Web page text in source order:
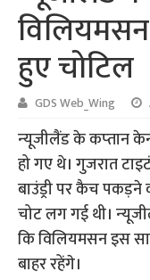
हुए चोटिल
GDS Web_Wing
न्‍यूजीलैंड के कप्‍तान
हो गए थे। गुजरात
बाउंड्री पर कैच
चोट लग गई थी।
कि विलियमसन इस
बाहर रहेंगे।